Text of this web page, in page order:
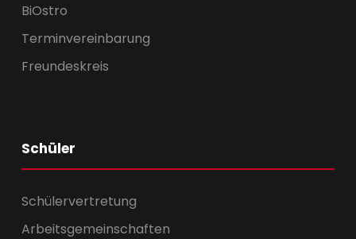
BiOstro
Terminvereinbarung
Freundeskreis
Schüler
Schülervertretung
Arbeitsgemeinschaften